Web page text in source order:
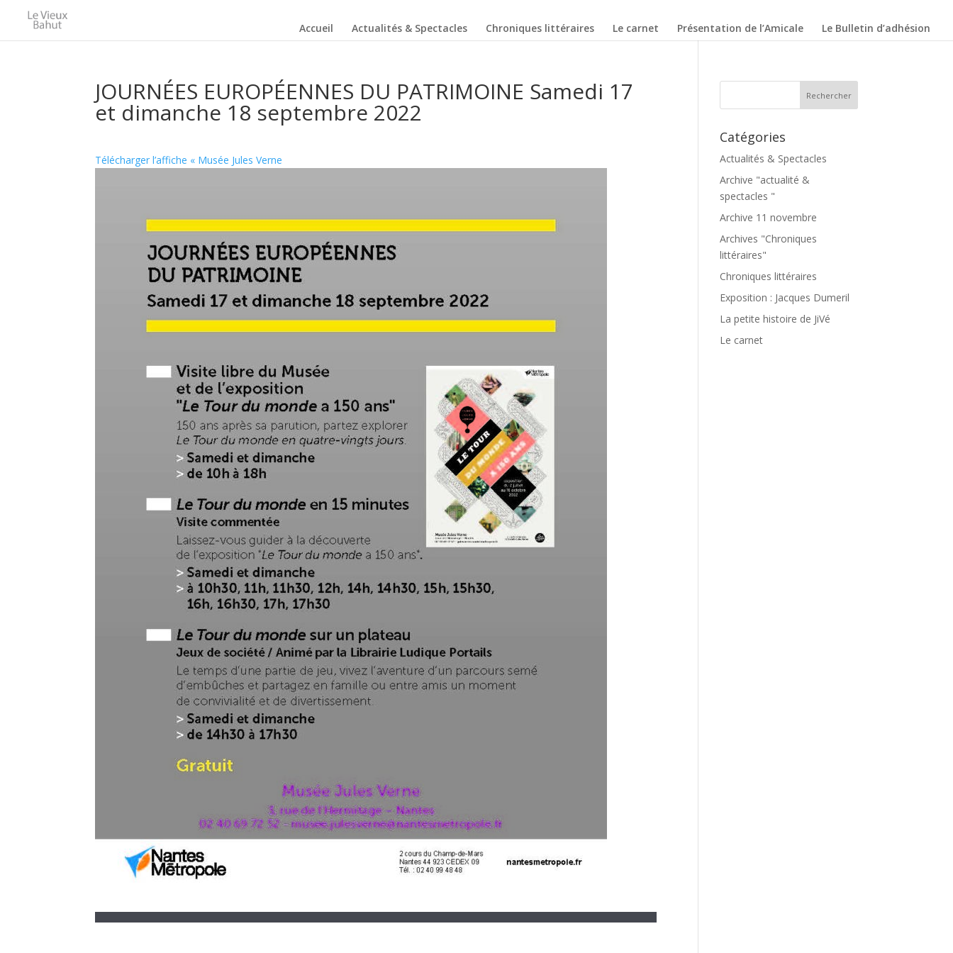
Accueil Actualités & Spectacles Chroniques littéraires Le carnet Présentation de l’Amicale Le Bulletin d’adhésion
JOURNÉES EUROPÉENNES DU PATRIMOINE Samedi 17
et dimanche 18 septembre 2022
Télécharger l’affiche « Musée Jules Verne
Catégories
Actualités & Spectacles
Archive "actualité &
spectacles "
Archive 11 novembre
Archives "Chroniques
littéraires"
Chroniques littéraires
Exposition : Jacques Dumeril
La petite histoire de JiVé
Le carnet